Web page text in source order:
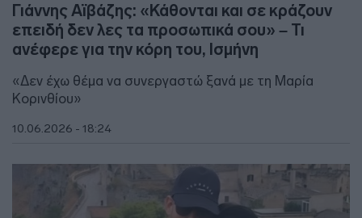
Γιάννης Αϊβάζης: «Κάθονται και σε κράζουν
επειδή δεν λες τα προσωπικά σου» – Τι
ανέφερε για την κόρη του, Ισμήνη
«Δεν έχω θέμα να συνεργαστώ ξανά με τη Μαρία
Κορινθίου»
10.06.2026 - 18:24